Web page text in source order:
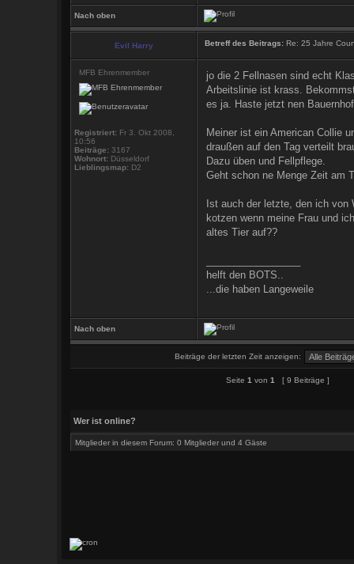
Nach oben
Evil Harry Betreff des Beitrags: Re: 25 Jahre
MFB Ehrenmember
Registriert: Fr 3. Okt 2008,
10:56
Beiträge: 3167
Wohnort: Düsseldorf
Lieblingsmap: D2
jo die 2 Fellnasen sind echt
Arbeitslinie ist krass.
es ja. Haste jetzt nen
Meiner ist ein American Collie
draußen auf den Tag verteilt
Dazu üben und Fellpflege.
Geht schon ne Menge Zeit am
Ist auch der letzte, den ich
kotzen wenn meine Frau und
altes Tier auf??
helft den BOTS..
...die haben Langeweile
Nach oben
Beiträge der letzten Zeit anzeigen:
Seite 1 von 1 [ 9 Beiträge ]
Wer ist online?
Mitglieder in diesem Forum: 0 Mitglieder und 4 Gäste